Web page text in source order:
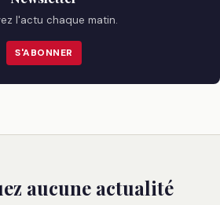
l'actu chaque matin.
S'ABONNER
aucune actualité